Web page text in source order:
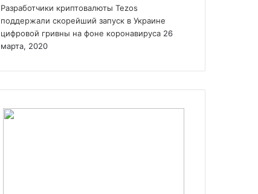
Разработчики криптовалюты Tezos
поддержали скорейший запуск в Украине
цифровой гривны на фоне коронавируса 26
марта, 2020